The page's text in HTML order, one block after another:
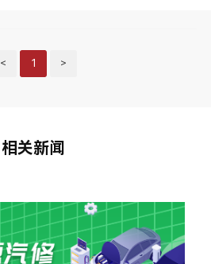
< 1 >
相关新闻